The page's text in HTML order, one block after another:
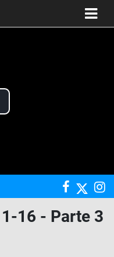
16 - Parte 3